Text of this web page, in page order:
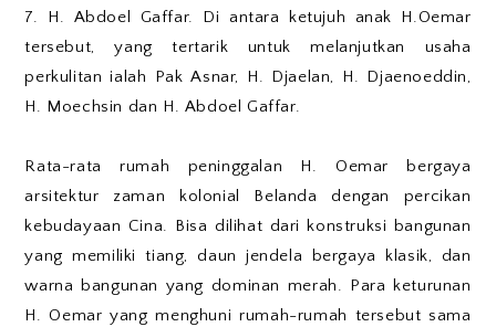
7. H. Abdoel Gaffar. Di antara ketujuh anak H.Oemar
tersebut, yang tertarik untuk melanjutkan usaha
perkulitan ialah Pak Asnar, H. Djaelan, H. Djaenoeddin,
H. Moechsin dan H. Abdoel Gaffar.
Rata-rata rumah peninggalan H. Oemar bergaya
arsitektur zaman kolonial Belanda dengan percikan
kebudayaan Cina. Bisa dilihat dari konstruksi bangunan
yang memiliki tiang, daun jendela bergaya klasik, dan
warna bangunan yang dominan merah. Para keturunan
H. Oemar yang menghuni rumah-rumah tersebut sama